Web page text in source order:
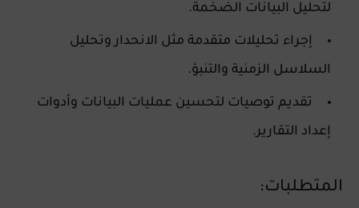
لتحليل البيانات الضخمة.
إجراء تحليلات متقدمة مثل الانحدار وتحليل
السلاسل الزمنية والتنبؤ.
تقديم توصيات لتحسين عمليات البيانات وأدوات
إعداد التقارير.
المتطلبات: